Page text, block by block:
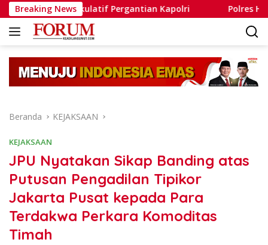
Langsung
ke
konten
Breaking News
Spekulatif Pergantian Kapolri Polres Humbahas
Beranda KEJAKSAAN
KEJAKSAAN
JPU Nyatakan Sikap Banding atas
Putusan Pengadilan Tipikor
Jakarta Pusat kepada Para
Terdakwa Perkara Komoditas
Timah